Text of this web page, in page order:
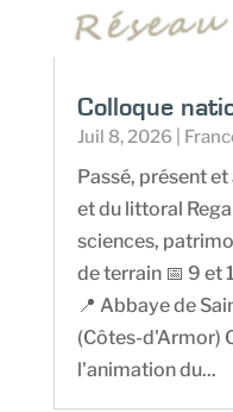
Colloque
Juil 8, 2026|
Passé, présent
et du littoral
sciences,
de terrain 📅 9
📍 Abbaye de
(Côtes-d'Armor)
l'animation du...